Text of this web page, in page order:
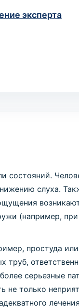
эксперта
состояний.
слуха.
(например, при
простуда или
труб,
серьезные
не только